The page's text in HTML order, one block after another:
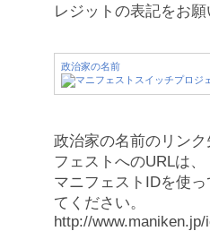
レジットの表記をお願
政治家の名前
政治家の名前のリン
フェストへのURLは、
マニフェストIDを使
てください。
http://www.maniken.jp/